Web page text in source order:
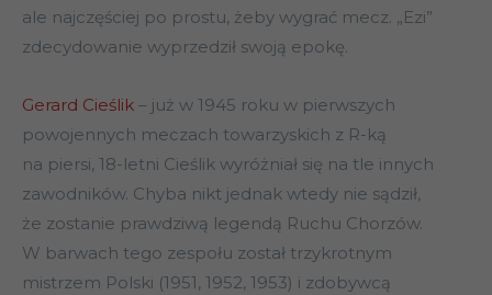
ale najczęściej po prostu, żeby wygrać mecz. „Ezi”
zdecydowanie wyprzedził swoją epokę.
Gerard Cieślik – już w 1945 roku w pierwszych
powojennych meczach towarzyskich z R-ką
na piersi, 18-letni Cieślik wyróżniał się na tle innych
zawodników. Chyba nikt jednak wtedy nie sądził,
że zostanie prawdziwą legendą Ruchu Chorzów.
W barwach tego zespołu został trzykrotnym
mistrzem Polski (1951, 1952, 1953) i zdobywcą